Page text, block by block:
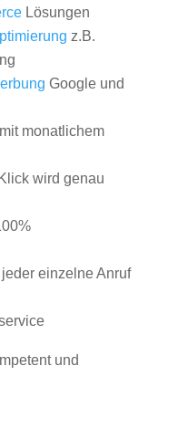
Lösungen
z.B.
Google und
monatlichem
wird genau
einzelne Anruf
und